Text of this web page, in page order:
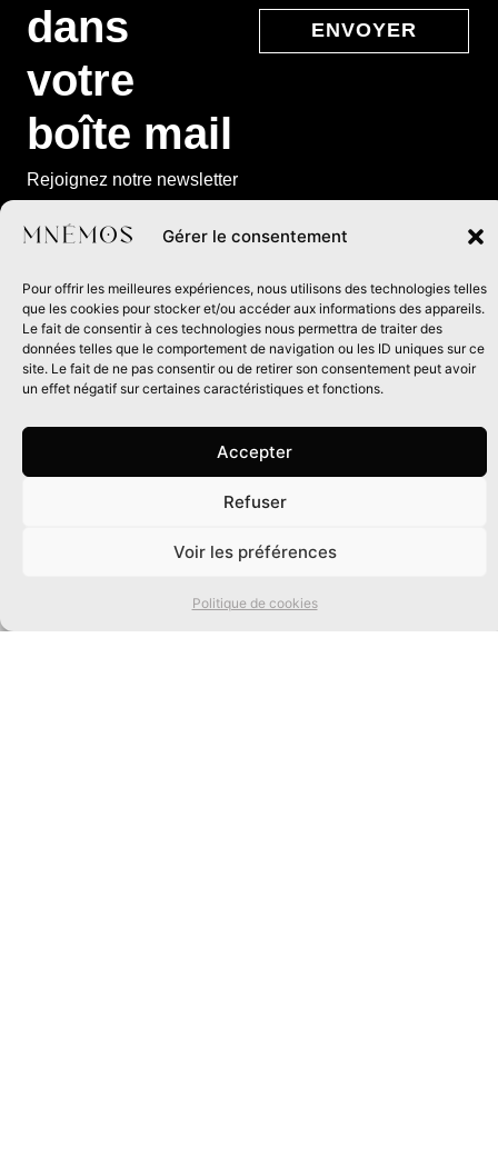
Gérer le consentement
Pour offrir les meilleures expériences, nous utilisons des technologies telles
que les cookies pour stocker et/ou accéder aux informations des appareils.
Le fait de consentir à ces technologies nous permettra de traiter des
données telles que le comportement de navigation ou les ID uniques sur ce
site. Le fait de ne pas consentir ou de retirer son consentement peut avoir
un effet négatif sur certaines caractéristiques et fonctions.
Accepter
Refuser
Voir les préférences
Politique de cookies
dans
votre
boîte mail
Rejoignez notre newsletter
prochaines parutions,
exclusivités de la maison
d’édition.
ENVOYER
2 rue Nicolas Chervin